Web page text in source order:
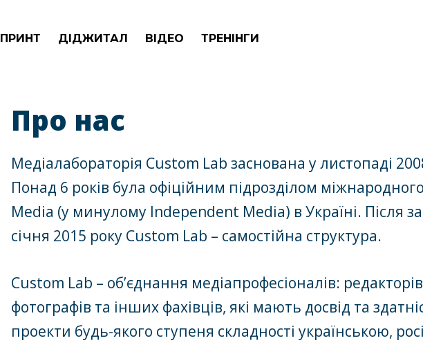
ПРИНТ ДІДЖИТАЛ ВІДЕО ТРЕНІНГИ
Про нас
Медіалабораторія Custom Lab заснована у листопаді
Понад 6 років була офіційним підрозділом
Media (у минулому Independent Media) в Україні. Після
січня 2015 року Custom Lab – самостійна структура.
Custom Lab – об’єднання медіапрофесіоналів:
фотографів та інших фахівців, які мають досвід та
проекти будь-якого ступеня складності українською,